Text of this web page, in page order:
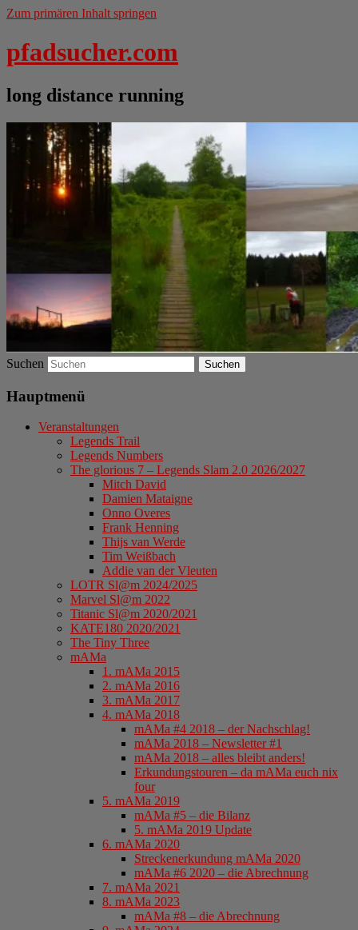
Zum primären Inhalt springen
pfadsucher.com
long distance running
Suchen
Hauptmenü
Veranstaltungen
Legends Trail
Legends Numbers
The glorious 7 – Legends Slam 2.0 2026/2027
Mitch David
Damien Mataigne
Onno Overes
Frank Henning
Thijs van Werde
Tim Weißbach
Addie van der Vleuten
LOTR Sl@m 2024/2025
Marvel Sl@m 2022
Titanic Sl@m 2020/2021
KATE180 2020/2021
The Tiny Three
mAMa
1. mAMa 2015
2. mAMa 2016
3. mAMa 2017
4. mAMa 2018
mAMa #4 2018 – der Nachschlag!
mAMa 2018 – Newsletter #1
mAMa 2018 – alles bleibt anders!
Erkundungstouren – da mAMa euch nix
four
5. mAMa 2019
mAMa #5 – die Bilanz
5. mAMa 2019 Update
6. mAMa 2020
Streckenerkundung mAMa 2020
mAMa #6 2020 – die Abrechnung
7. mAMa 2021
8. mAMa 2023
mAMa #8 – die Abrechnung